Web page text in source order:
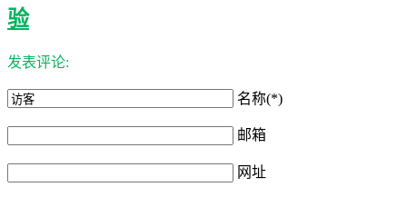
验
发表评论:
名称(*)
邮箱
网址